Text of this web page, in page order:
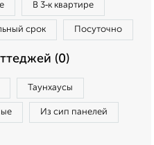
В 3‑к квартире
срок Посуточно
(0)
Таунхаусы
Из сип панелей